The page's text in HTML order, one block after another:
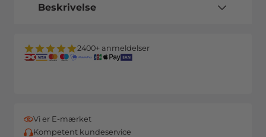
Beskrivelse
2400+ anmeldelser
Vi er E-mærket
Kompetent kundeservice